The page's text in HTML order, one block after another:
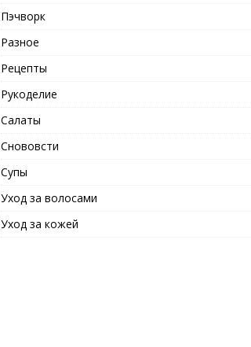
Пэчворк
Разное
Рецепты
Рукоделие
Салаты
Снововсти
Супы
Уход за волосами
Уход за кожей